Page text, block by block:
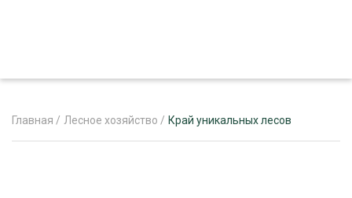
Главная / Лесное хозяйство / Край уникальных лесов